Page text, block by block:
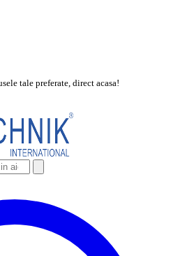
tale preferate, direct acasa!